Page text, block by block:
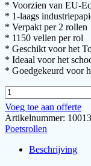
* Voorzien van EU-
* 1-laags
* Verpakt per 2 rollen
* 1150 vellen per rol
* Geschikt voor het
* Ideaal voor het
* Goedgekeurd voor
Tork
Wiping
Paper
Combi
Paper,
Voeg toe aan offerte
Artikelnummer:
Poetsrollen
Beschrijving